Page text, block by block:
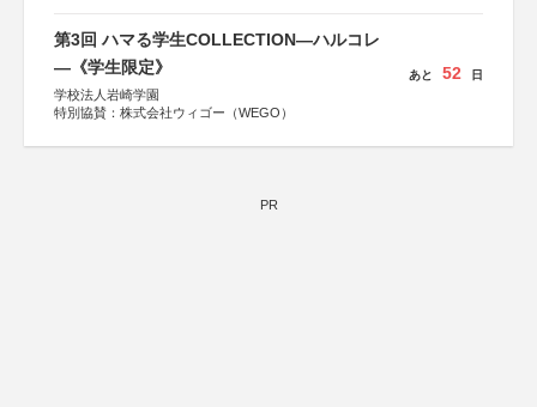
第3回 ハマる学生COLLECTION―ハルコレ
―《学生限定》
学校法人岩崎学園
特別協賛：株式会社ウィゴー（WEGO）
あと 52 日
PR